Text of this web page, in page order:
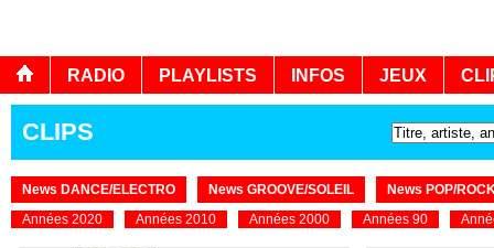
RADIO PLAYLISTS INFOS JEUX
CLIPS
News DANCE/ELECTRO News GROOVE/SOLEIL
News POP/
Années 2020
Années 2010 Années 2000 Années 90